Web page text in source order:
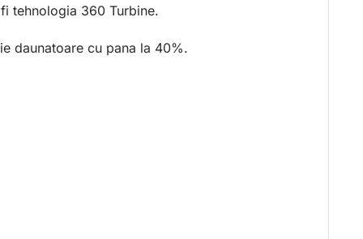
tehnologia 360 Turbine.
daunatoare cu pana la 40%.